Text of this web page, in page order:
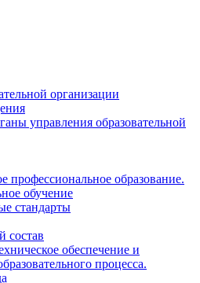
организации
управления образовательной
профессиональное образование.
обучение
стандарты
состав
обеспечение и
процесса.